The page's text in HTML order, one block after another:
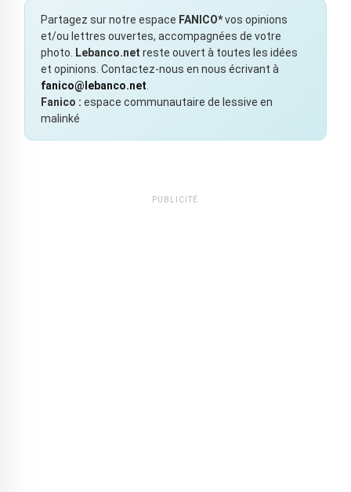
Partagez sur notre espace FANICO*vos opinions
et/ou lettres ouvertes, accompagnées de votre
photo.
Lebanco.net reste ouvert à toutes les idées
et opinions. Contactez-nous en nous écrivant à
fanico@lebanco.net
Fanico : espace communautaire de lessive en
malinké
PUBLICITÉ